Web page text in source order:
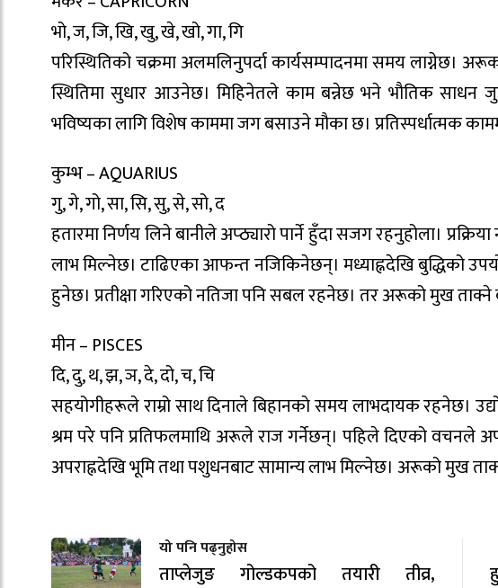
भो, ज, जि, खि, खु, खे, खो, गा, गि
परिस्थितिको चक्रमा अलमलिनुपर्दा कार्यसम्पादनमा समय लाग्नेछ।
स्थितिमा सुधार आउनेछ। मिहिनेतले काम बन्नेछ भने भौतिक साधन
भविष्यका लागि विशेष काममा जग बसाउने मौका छ। प्रतिस्पर्धात्मक
कुम्भ – AQUARIUS
गु, गे, गो, सा, सि, सु, से, सो, द
हतारमा निर्णय लिने बानीले अप्ठ्यारो पार्ने हुँदा सजग रहनुहोला।
लाभ मिल्नेछ। टाढिएका आफन्त नजिकिनेछन्। मध्याह्नदेखि बुद्धिको
हुनेछ। प्रतीक्षा गरिएको नतिजा पनि सबल रहनेछ। तर अरूको मुख ताक्ने
मीन – PISCES
दि, दु, थ, झ, ञ, दे, दो, च, चि
सहयोगीहरूले राम्रो साथ दिनाले बिहानकाे समय लाभदायक रहनेछ।
श्रम परे पनि प्रतिफलमाथि अरूले राज गर्नेछन्। पहिले दिएको वचनले
अपराह्नदेखि भूमि तथा पशुधनबाट सामान्य लाभ मिल्नेछ। अरूको मुख
यो पनि पढ्नुहोस
ताप्लेजुङ गोल्डकपको तयारी तीव्र,